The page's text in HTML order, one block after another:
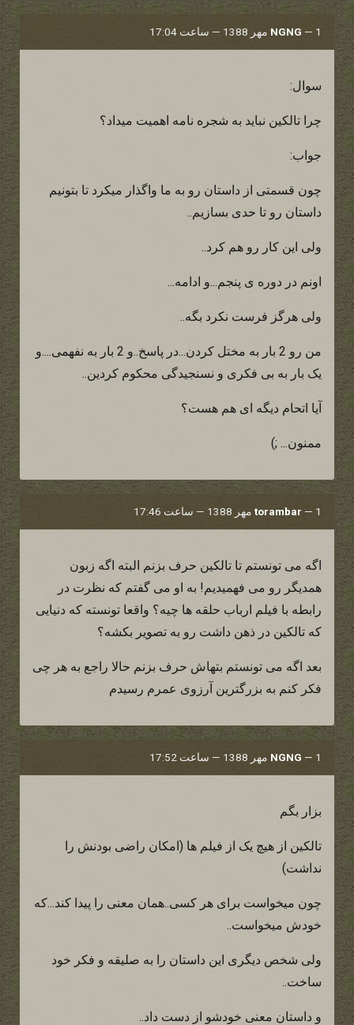
NGNG — 1 مهر 1388 — ساعت 17:04
سوال:
چرا تالکین نباید به شجره نامه اهمیت میداد؟
جواب:
چون قسمتی از داستان رو به ما واگذار میکرد تا بتونیم
داستان رو تا حدی بسازیم..
ولی این کار رو هم کرد..
اونم در دوره ی پنجم...و ادامه...
ولی هرگز فرست نکرد بگه..
من رو 2 بار به مختل کردن...در پاسخ..و 2 بار به نفهمی....و
یک بار به بی فکری و نسنجیدگی محکوم کردین..
آیا اتحام دیگه ای هم هست؟
ممنون... ;)
torambar — 1 مهر 1388 — ساعت 17:46
اگه می تونستم تا تالکین حرف بزنم البته اگه زبون
همدیگر رو می فهمیدیم! به او می گفتم که نظرت در
رابطه با فیلم ارباب حلقه ها چیه؟ واقعا تونسته که دنیایی
که تالکین در ذهن داشت رو به تصویر بکشه؟
بعد اگه می تونستم بتهاش حرف بزنم حالا راجع به هر چی
فکر کنم به بزرگترین آرزوی عمرم رسیدم
NGNG — 1 مهر 1388 — ساعت 17:52
بزار بگم
تالکین از هیچ یک از فیلم ها (امکان راضی بودنش را
نداشت)
چون میخواست برای هر کسی..همان معنی را پیدا کند...که
خودش میخواست..
ولی شخص دیگری این داستان را به صلیقه و فکر خود
ساخت..
و داستان معنی خودشو از دست داد..